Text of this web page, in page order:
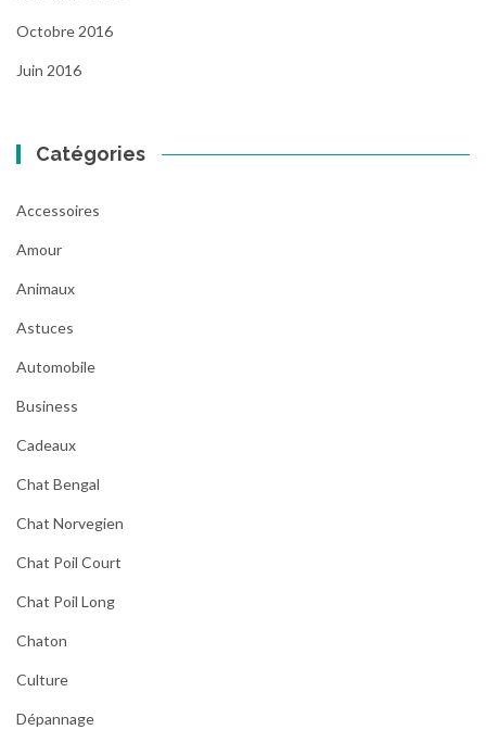
Octobre 2016
Juin 2016
Catégories
Accessoires
Amour
Animaux
Astuces
Automobile
Business
Cadeaux
Chat Bengal
Chat Norvegien
Chat Poil Court
Chat Poil Long
Chaton
Culture
Dépannage